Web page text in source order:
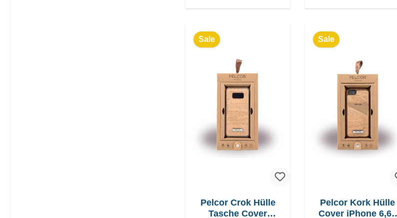
Sale
Pelcor Crok Hülle
Tasche Cover
Sale
Pelcor Kork Hülle
Cover iPhone 6,6s